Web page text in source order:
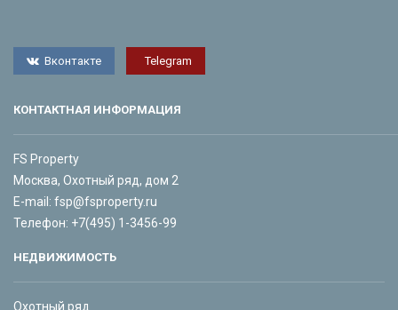
Вконтакте Telegram
КОНТАКТНАЯ ИНФОРМАЦИЯ
FS Property
Москва, Охотный ряд, дом 2
E-mail: fsp@fsproperty.ru
Телефон: +7(495) 1-3456-99
НЕДВИЖИМОСТЬ
Охотный ряд